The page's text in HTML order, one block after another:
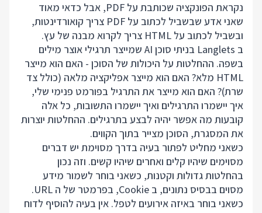
נקראת הפונקציה שכותבת על PDF, אבל כדאי מאוד
שאני אדע שבשביל לכתוב על PDF צריך קואורדינטות,
ובשביל לכתוב על HTML צריך לקרוא מבנה של עץ.
ב Langlets בניתי סוכן AI שמייצר תרגילי אוצר מילים
בשפה. ההחלטות על היכולות של הסוכן - האם הוא מייצר
HTML מלא? האם הוא מייצר אפליקציה מלאה (כולל צד
שרת)? האם הוא מייצר את התרגיל בפורמט פנימי שלי,
איך יישמרו התרגילים ואיך יישמרו התשובות, כל אלה
קובעות מה אפשר יהיה לבצע בתרגילים. ההחלטות יוצרות
את המסגרת, הסוכן מצייר בתוך הקווים.
כשאני מחליט לפתור בעיה בדרך מסוימת יש דברים
מסוימים שיהיו קלים ואחרים שיהיו קשים. וזה נכון
בהחלטות גדולות וקטנות, כשאני בוחר לשמור מידע
מסוים בבסיס נתונים, ב Cookie, בפרמטר של ה URL.
כשאני בוחר באיזה אירועים לטפל. אין בעיה להוסיף לדוח